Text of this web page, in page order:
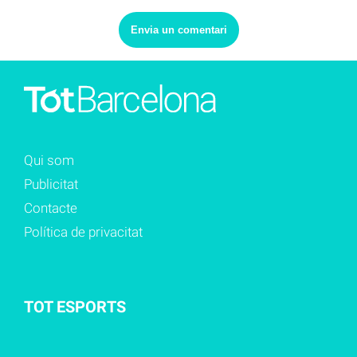
Qui som
Publicitat
Contacte
Política de privacitat
TOT ESPORTS